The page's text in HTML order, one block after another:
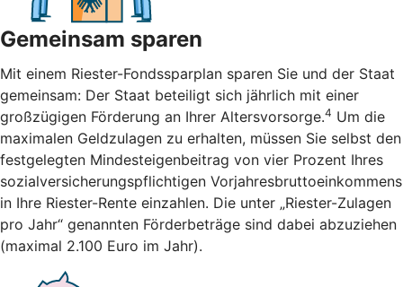
Gemeinsam sparen
Mit einem Riester-Fondssparplan sparen Sie und der Staat
gemeinsam: Der Staat beteiligt sich jährlich mit einer
großzügigen Förderung an Ihrer Altersvorsorge.4 Um die
maximalen Geldzulagen zu erhalten, müssen Sie selbst den
festgelegten Mindesteigenbeitrag von vier Prozent Ihres
sozialversicherungspflichtigen Vorjahresbruttoeinkommens
in Ihre Riester-Rente einzahlen. Die unter „Riester-Zulagen
pro Jahr“ genannten Förderbeträge sind dabei abzuziehen
(maximal 2.100 Euro im Jahr).